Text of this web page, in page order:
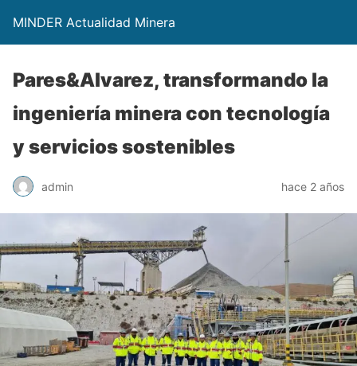
MINDER Actualidad Minera
Pares&Alvarez, transformando la
ingeniería minera con tecnología
y servicios sostenibles
admin hace 2 años